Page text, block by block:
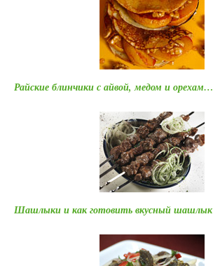
Райские блинчики с айвой, медом и орехам…
Шашлыки и как готовить вкусный шашлык